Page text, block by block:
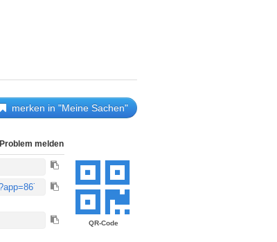
merken in "Meine Sachen"
QR-Code
Problem melden